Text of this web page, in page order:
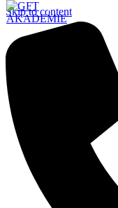
Skip to content